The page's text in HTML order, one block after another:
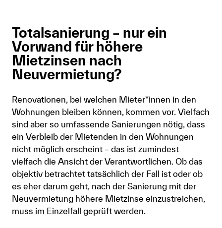
Totalsanierung – nur ein
Vorwand für höhere
Mietzinsen nach
Neuvermietung?
Renovationen, bei welchen Mieter*innen in den
Wohnungen bleiben können, kommen vor. Vielfach
sind aber so umfassende Sanierungen nötig, dass
ein Verbleib der Mietenden in den Wohnungen
nicht möglich erscheint – das ist zumindest
vielfach die Ansicht der Verantwortlichen. Ob das
objektiv betrachtet tatsächlich der Fall ist oder ob
es eher darum geht, nach der Sanierung mit der
Neuvermietung höhere Mietzinse einzustreichen,
muss im Einzelfall geprüft werden.